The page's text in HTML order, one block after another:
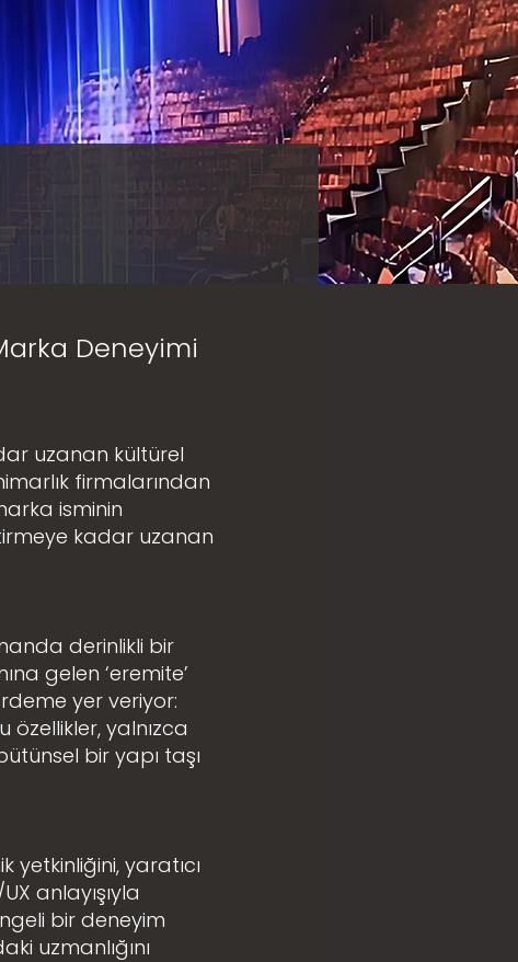
Deneyimi
uzanan kültürel
firmalarından
isminin
kadar uzanan
derinlikli bir
gelen ‘eremite’
yer veriyor:
özellikler, yalnızca
bir yapı taşı
yetkinliğini, yaratıcı
anlayışıyla
bir deneyim
uzmanlığını